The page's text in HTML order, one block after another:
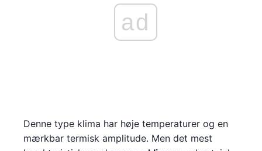
ad
Denne type klima har høje temperaturer og en
mærkbar termisk amplitude. Men det mest